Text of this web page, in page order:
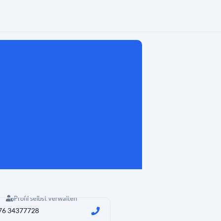
Profil selbst verwalten
34377728